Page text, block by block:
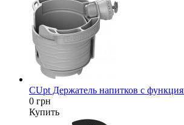
CUpt Держатель напитков с
0 грн
Купить